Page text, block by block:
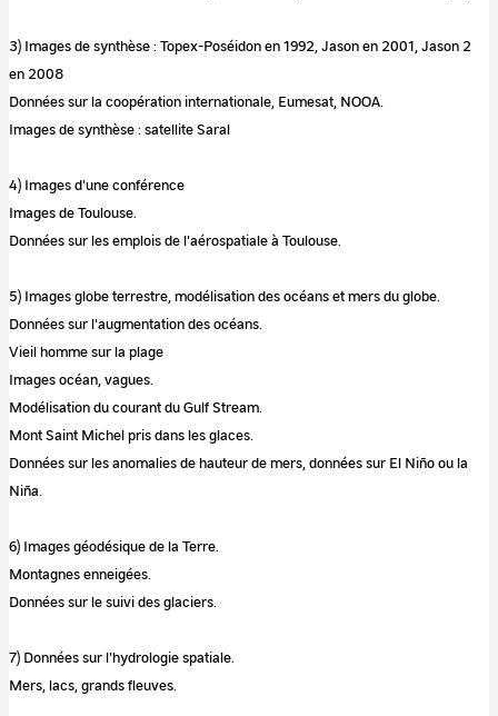
3) Images de synthèse : Topex-Poséidon en 1992, Jason en 2001, Jason 2
en 2008
Données sur la coopération internationale, Eumesat, NOOA.
Images de synthèse : satellite Saral
4) Images d'une conférence
Images de Toulouse.
Données sur les emplois de l'aérospatiale à Toulouse.
5) Images globe terrestre, modélisation des océans et mers du globe.
Données sur l'augmentation des océans.
Vieil homme sur la plage
Images océan, vagues.
Modélisation du courant du Gulf Stream.
Mont Saint Michel pris dans les glaces.
Données sur les anomalies de hauteur de mers, données sur El Niño ou la
Niña.
6) Images géodésique de la Terre.
Montagnes enneigées.
Données sur le suivi des glaciers.
7) Données sur l'hydrologie spatiale.
Mers, lacs, grands fleuves.